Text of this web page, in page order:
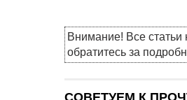
Внимание! Все
обратитесь за